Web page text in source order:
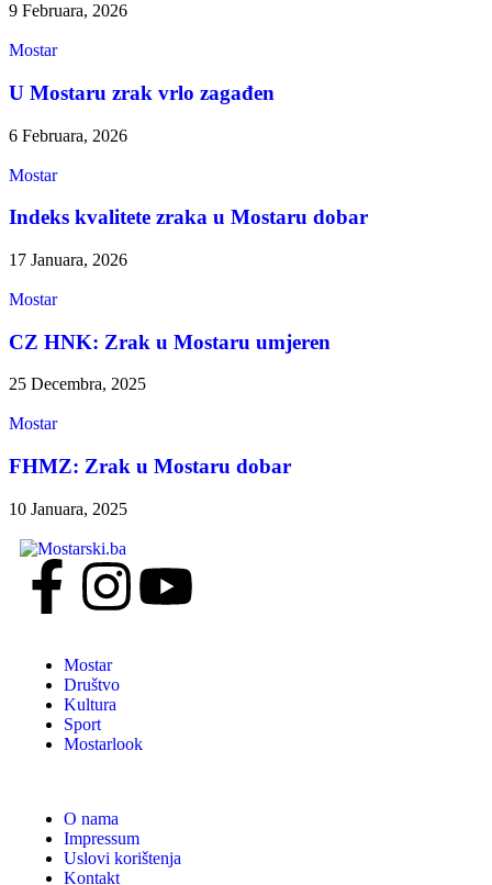
9 Februara, 2026
Mostar
U Mostaru zrak vrlo zagađen
6 Februara, 2026
Mostar
Indeks kvalitete zraka u Mostaru dobar
17 Januara, 2026
Mostar
CZ HNK: Zrak u Mostaru umjeren
25 Decembra, 2025
Mostar
FHMZ: Zrak u Mostaru dobar
10 Januara, 2025
Mostar
Društvo
Kultura
Sport
Mostarlook
O nama
Impressum
Uslovi korištenja
Kontakt